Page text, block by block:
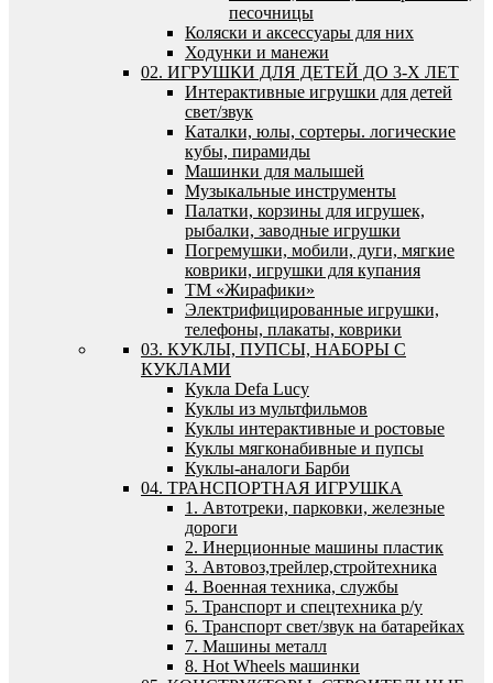
песочницы
Коляски и аксессуары для них
Ходунки и манежи
02. ИГРУШКИ ДЛЯ ДЕТЕЙ ДО 3-Х ЛЕТ
Интерактивные игрушки для детей
свет/звук
Каталки, юлы, сортеры. логические
кубы, пирамиды
Машинки для малышей
Музыкальные инструменты
Палатки, корзины для игрушек,
рыбалки, заводные игрушки
Погремушки, мобили, дуги, мягкие
коврики, игрушки для купания
ТМ «Жирафики»
Электрифицированные игрушки,
телефоны, плакаты, коврики
03. КУКЛЫ, ПУПСЫ, НАБОРЫ С
КУКЛАМИ
Кукла Defa Lucy
Куклы из мультфильмов
Куклы интерактивные и ростовые
Куклы мягконабивные и пупсы
Куклы-аналоги Барби
04. ТРАНСПОРТНАЯ ИГРУШКА
1. Автотреки, парковки, железные
дороги
2. Инерционные машины пластик
3. Автовоз,трейлер,стройтехника
4. Военная техника, службы
5. Транспорт и спецтехника р/у
6. Транспорт свет/звук на батарейках
7. Машины металл
8. Hot Wheels машинки